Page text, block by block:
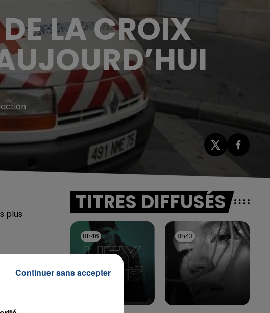
LA CROIX
plus
TITRES DIFFUSÉS
8h46
8h46 8h43
8h43
Continuer sans accepter